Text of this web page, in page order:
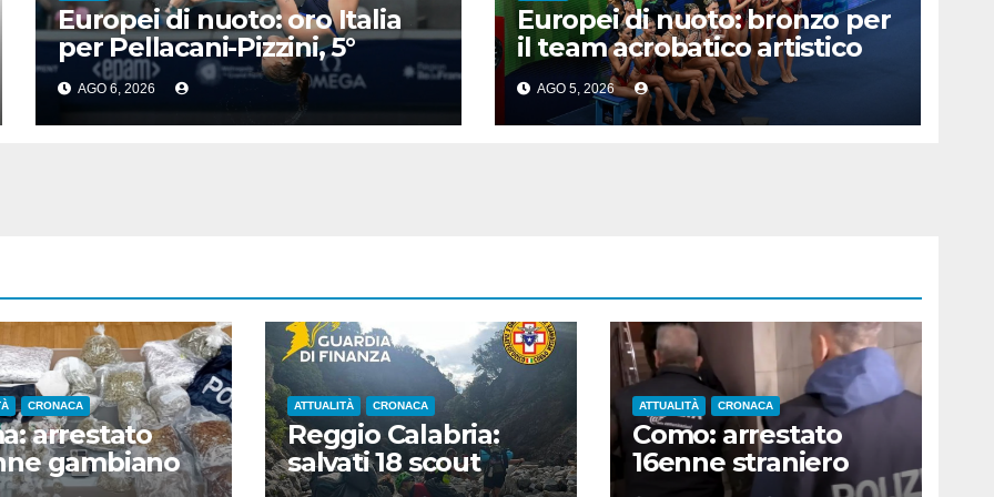
Europei di nuoto: oro Italia
per Pellacani-Pizzini, 5°
trionfo per Chiara
AGO 6, 2026
Europei di nuoto: bronzo per
il team acrobatico artistico
dell’Italia
AGO 5, 2026
CRONACA
arrestato
gambiano
in
ATTUALITÀ CRONACA
Reggio Calabria:
salvati 18 scout
bloccati in
ATTUALITÀ CRONACA
Como: arrestato
16enne straniero
che faceva